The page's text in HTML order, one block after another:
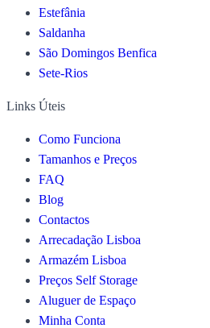
Estefânia
Saldanha
São Domingos Benfica
Sete-Rios
Links Úteis
Como Funciona
Tamanhos e Preços
FAQ
Blog
Contactos
Arrecadação Lisboa
Armazém Lisboa
Preços Self Storage
Aluguer de Espaço
Minha Conta